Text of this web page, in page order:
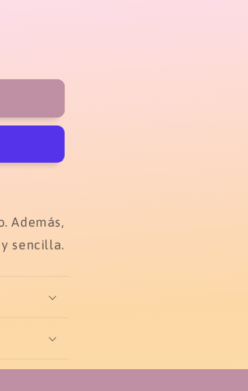
Además,
sencilla.